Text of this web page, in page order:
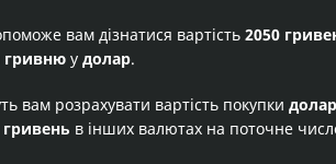
вам дізнатися вартість 2050
гривню у долар.
вам розрахувати вартість покупки
гривень в інших валютах на поточне